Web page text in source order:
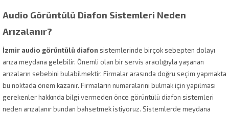
Audio Görüntülü Diafon Sistemleri Neden
Arızalanır?
İzmir audio görüntülü diafon sistemlerinde birçok sebepten dolayı
arıza meydana gelebilir. Önemli olan bir servis aracılığıyla yaşanan
arızaların sebebini bulabilmektir. Firmalar arasında doğru seçim yapmakta
bu noktada önem kazanır. Firmaların numaralarını bulmak için yapılması
gerekenler hakkında bilgi vermeden önce görüntülü diafon sistemleri
neden arızalanır bundan bahsetmek istiyoruz. Sistemlerde meydana